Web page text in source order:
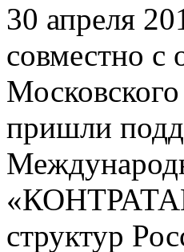
30 апреля
совместно с
пришли
структур